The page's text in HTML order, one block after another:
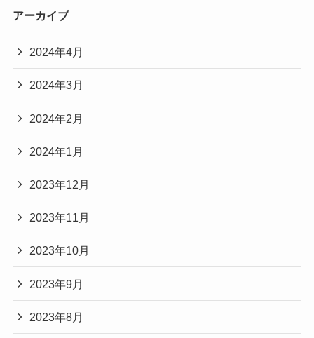
アーカイブ
2024年4月
2024年3月
2024年2月
2024年1月
2023年12月
2023年11月
2023年10月
2023年9月
2023年8月